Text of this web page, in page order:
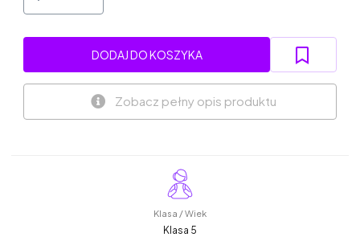
DODAJ DO KOSZYKA
Zobacz pełny opis produktu
Klasa / Wiek
Klasa 5